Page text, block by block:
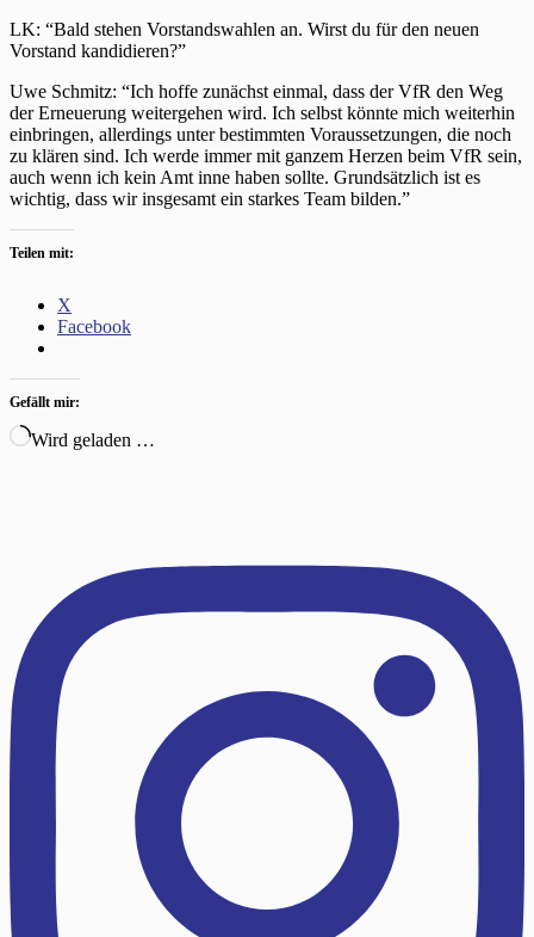
LK: “Bald stehen Vorstandswahlen an. Wirst du für den neuen
Vorstand kandidieren?”
Uwe Schmitz: “Ich hoffe zunächst einmal, dass der VfR den Weg
der Erneuerung weitergehen wird. Ich selbst könnte mich weiterhin
einbringen, allerdings unter bestimmten Voraussetzungen, die noch
zu klären sind. Ich werde immer mit ganzem Herzen beim VfR sein,
auch wenn ich kein Amt inne haben sollte. Grundsätzlich ist es
wichtig, dass wir insgesamt ein starkes Team bilden.”
Teilen mit:
X
Facebook
Gefällt mir:
Wird geladen …